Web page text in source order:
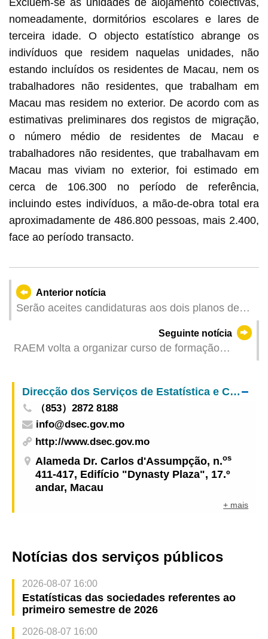
nomeadamente, dormitórios escolares e lares de
terceira idade. O objecto estatístico abrange os
indivíduos que residem naquelas unidades, não
estando incluídos os residentes de Macau, nem os
trabalhadores não residentes, que trabalham em
Macau mas residem no exterior. De acordo com as
estimativas preliminares dos registos de migração,
o número médio de residentes de Macau e
trabalhadores não residentes, que trabalhavam em
Macau mas viviam no exterior, foi estimado em
cerca de 106.300 no período de referência,
incluindo estes indivíduos, a mão-de-obra total era
aproximadamente de 486.800 pessoas, mais 2.400,
face ao período transacto.
Anterior notícia
Serão aceites candidaturas aos dois planos de
apoio financeiro do Fundo de Desenvolvimento
Seguinte notícia
RAEM volta a organizar curso de formação
contra o branqueamento de capitais
Direcção dos Serviços de Estatística e Censos
（853）2872 8188
info@dsec.gov.mo
http://www.dsec.gov.mo
Alameda Dr. Carlos d'Assumpção, n.os
411-417, Edifício "Dynasty Plaza", 17.º
andar, Macau
+ mais
Notícias dos serviços públicos
2026-08-07 16:00
Estatísticas das sociedades referentes ao
primeiro semestre de 2026
2026-08-07 16:00